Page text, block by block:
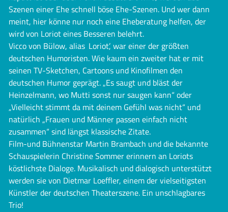
Szenen einer Ehe schnell böse Ehe-Szenen. Und wer dann
meint, hier könne nur noch eine Eheberatung helfen, der
wird von Loriot eines Besseren belehrt.
Vicco von Bülow, alias ‚Loriot’, war einer der größten
deutschen Humoristen. Wie kaum ein zweiter hat er mit
seinen TV-Sketchen, Cartoons und Kinofilmen den
deutschen Humor geprägt. „Es saugt und bläst der
Heinzelmann, wo Mutti sonst nur saugen kann“ oder
„Vielleicht stimmt da mit deinem Gefühl was nicht“ und
natürlich „Frauen und Männer passen einfach nicht
zusammen“ sind längst klassische Zitate.
Film-und Bühnenstar Martin Brambach und die bekannte
Schauspielerin Christine Sommer erinnern an Loriots
köstlichste Dialoge. Musikalisch und dialogisch unterstützt
werden sie von Dietmar Loeffler, einem der vielseitigsten
Künstler der deutschen Theaterszene. Ein unschlagbares
Trio!